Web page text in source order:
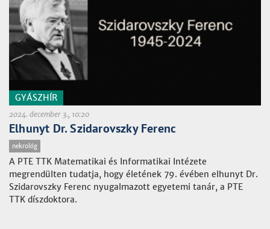
GYÁSZHÍR
2024. december 3., 10:20
Elhunyt Dr. Szidarovszky Ferenc
nekrológ
A PTE TTK Matematikai és Informatikai Intézete
megrendülten tudatja, hogy életének 79. évében elhunyt Dr.
Szidarovszky Ferenc nyugalmazott egyetemi tanár, a PTE
TTK díszdoktora.